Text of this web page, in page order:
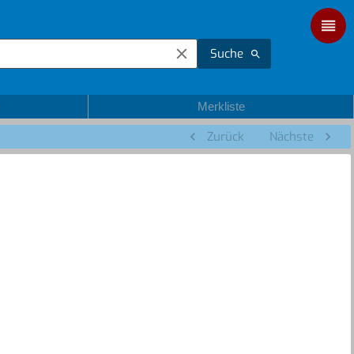
Suche
Merkliste
Zurück Nächste